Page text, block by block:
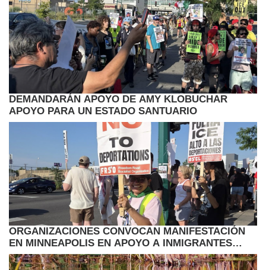
DEMANDARÁN APOYO DE AMY KLOBUCHAR
APOYO PARA UN ESTADO SANTUARIO
ORGANIZACIONES CONVOCAN MANIFESTACIÓN
EN MINNEAPOLIS EN APOYO A INMIGRANTES
HAITIANOS CON TPS